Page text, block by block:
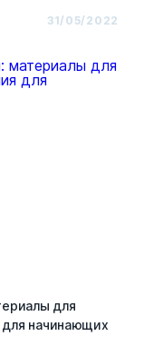
31/05/2022
для
для начинающих